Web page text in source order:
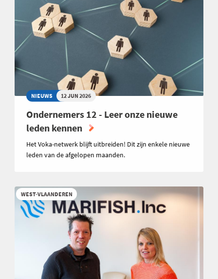
NIEUWS 12 JUN 2026
Ondernemers 12 - Leer onze nieuwe
leden kennen
Het Voka-netwerk blijft uitbreiden! Dit zijn enkele nieuwe
leden van de afgelopen maanden.
WEST-VLAANDEREN